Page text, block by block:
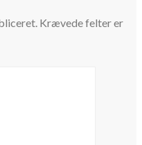
Krævede felter er